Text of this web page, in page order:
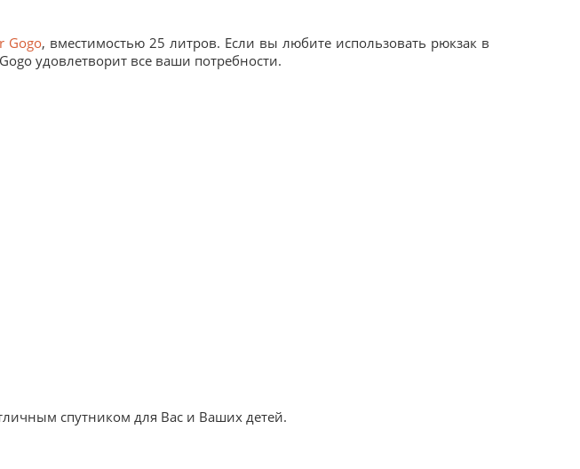
Gogo, вместимостью 25 литров. Если вы любите использовать рюкзак в
удовлетворит все ваши потребности.
спутником для Вас и Ваших детей.